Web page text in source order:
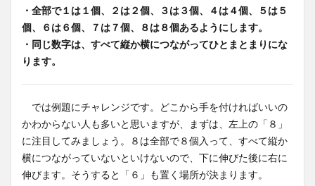
・全部で１は１個、２は２個、３は３個、４は４個、５は５
個、６は６個、７は７個、８は８個あるようにします。
・同じ数字は、すべて縦か横につながってひとまとまりにな
ります。
では例題にチャレンジです。どこから手を付ければいいの
かわからない人も多いと思いますが、まずは、左上の「８」
に注目してみましょう。８は全部で８個入って、すべて縦か
横につながっていないといけないので、下に伸びた後に右に
伸びます。そうすると「６」も置く場所が決まります。